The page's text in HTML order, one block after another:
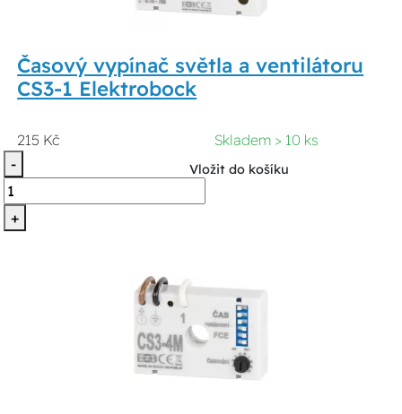
Časový vypínač světla a ventilátoru
CS3-1 Elektrobock
215 Kč
Skladem > 10 ks
-
+
Vložit do košíku